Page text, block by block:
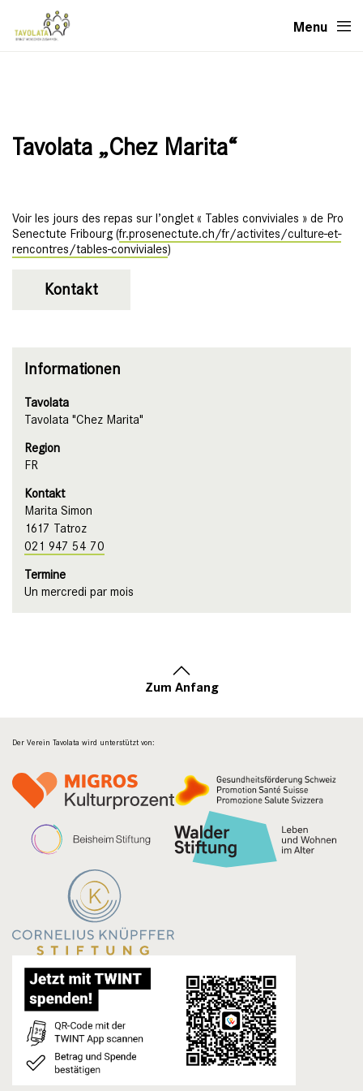
Menu
Tavolata „Chez Marita“
Voir les jours des repas sur l’onglet « Tables conviviales » de Pro
Senectute Fribourg (fr.prosenectute.ch/fr/activites/culture-et-
rencontres/tables-conviviales)
Kontakt
Informationen
Tavolata
Tavolata "Chez Marita"
Region
FR
Kontakt
Marita Simon
1617 Tatroz
021 947 54 70
Termine
Un mercredi par mois
Zum Anfang
Der Verein Tavolata wird unterstützt von: